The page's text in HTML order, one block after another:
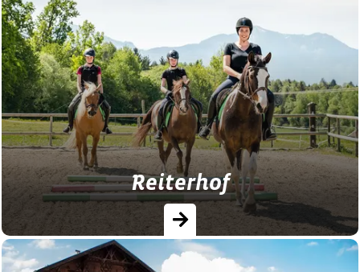
Speziell für Kinder geeignete Höfe mit
abwechslungsreichem Ferienprogramm.
Wo Kinder Spaß haben, haben Eltern
Urlaub!
Reiterhof